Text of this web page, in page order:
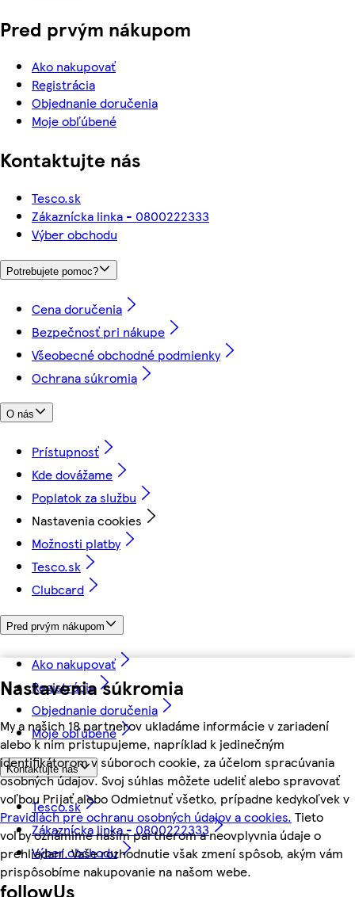
Nastavenia súkromia
My a našich 18 partnerov ukladáme informácie v zariadení
alebo k nim pristupujeme, napríklad k jedinečným
identifikátorom v súboroch cookie, za účelom spracúvania
osobných údajov. Svoj súhlas môžete udeliť alebo spravovať
voľbou Prijať alebo Odmietnuť všetko, prípadne kedykoľvek v
Pravidlách pre ochranu osobných údajov a cookies. Tieto
voľby oznámime našim partnerom a neovplyvnia údaje o
prehliadaní. Vaše rozhodnutie však zmení spôsob, akým vám
prispôsobíme nakupovanie na našom webe.
Pred prvým nákupom
Ako nakupovať
Registrácia
Objednanie doručenia
Moje obľúbené
Kontaktujte nás
Tesco.sk
Zákaznícka linka - 0800222333
Výber obchodu
Potrebujete pomoc?
Cena doručenia
Bezpečnosť pri nákupe
Všeobecné obchodné podmienky
Ochrana súkromia
O nás
Prístupnosť
Kde dovážame
Poplatok za službu
Nastavenia cookies
Možnosti platby
Tesco.sk
Clubcard
Pred prvým nákupom
Ako nakupovať
Registrácia
Objednanie doručenia
Moje obľúbené
Kontaktujte nás
Tesco.sk
Zákaznícka linka - 0800222333
Výber obchodu
followUs